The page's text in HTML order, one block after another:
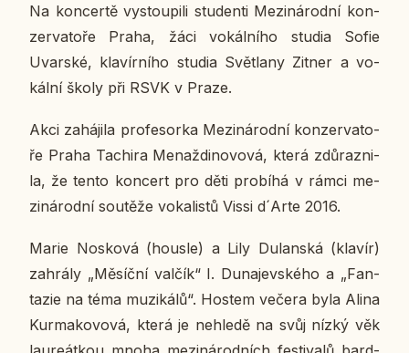
Na kon­cer­tě vy­stou­pi­li stu­den­ti Me­zi­ná­rod­ní kon­
zer­va­to­ře Praha, žáci vo­kál­ní­ho studia Sofie
Uvar­ské, kla­vír­ní­ho studia Svět­la­ny Zitner a vo­
kál­ní školy při RSVK v Praze.
Akci za­há­ji­la pro­fe­sor­ka Me­zi­ná­rod­ní kon­zer­va­to­
ře Praha Ta­chi­ra Me­naž­di­no­vo­vá, která zdů­raz­ni­
la, že tento kon­cert pro děti pro­bí­há v rámci me­
zi­ná­rod­ní sou­tě­že vo­ka­lis­tů Vissi d´Arte 2016.
Marie No­s­ko­vá (housle) a Lily Du­lan­ská (klavír)
za­hrá­ly „Mě­síč­ní valčík“ I. Du­na­jev­ské­ho a „Fan­
ta­zie na téma mu­zi­ká­lů“. Hostem večera byla Alina
Kur­ma­ko­vo­vá, která je ne­hle­dě na svůj nízký věk